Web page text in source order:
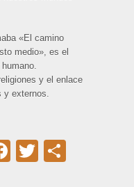
«El camino
medio», es el
y el enlace
externos.
Facebook
Twitter